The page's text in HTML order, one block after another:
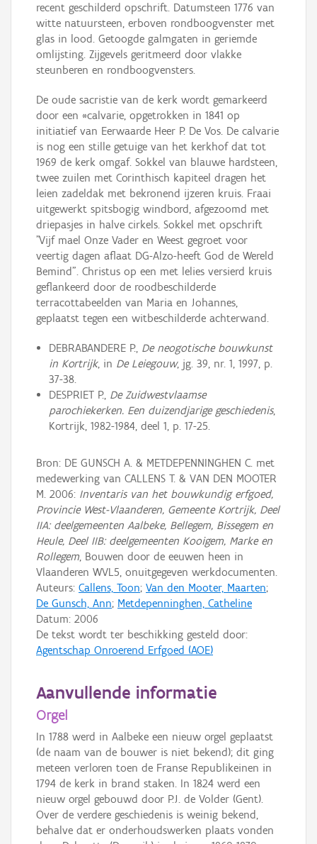
recent geschilderd opschrift. Datumsteen 1776 van
witte natuursteen, erboven rondboogvenster met
glas in lood. Getoogde galmgaten in geriemde
omlijsting. Zijgevels geritmeerd door vlakke
steunberen en rondboogvensters.
De oude sacristie van de kerk wordt gemarkeerd
door een *calvarie, opgetrokken in 1841 op
initiatief van Eerwaarde Heer P. De Vos. De calvarie
is nog een stille getuige van het kerkhof dat tot
1969 de kerk omgaf. Sokkel van blauwe hardsteen,
twee zuilen met Corinthisch kapiteel dragen het
leien zadeldak met bekronend ijzeren kruis. Fraai
uitgewerkt spitsbogig windbord, afgezoomd met
driepasjes in halve cirkels. Sokkel met opschrift
"Vijf mael Onze Vader en Weest gegroet voor
veertig dagen aflaat DG-Alzo-heeft God de Wereld
Bemind". Christus op een met lelies versierd kruis
geflankeerd door de roodbeschilderde
terracottabeelden van Maria en Johannes,
geplaatst tegen een witbeschilderde achterwand.
DEBRABANDERE P., De neogotische bouwkunst
in Kortrijk, in De Leiegouw, jg. 39, nr. 1, 1997, p.
37-38.
DESPRIET P., De Zuidwestvlaamse
parochiekerken. Een duizendjarige geschiedenis,
Kortrijk, 1982-1984, deel 1, p. 17-25.
Bron: DE GUNSCH A. & METDEPENNINGHEN C. met
medewerking van CALLENS T. & VAN DEN MOOTER
M. 2006: Inventaris van het bouwkundig erfgoed,
Provincie West-Vlaanderen, Gemeente Kortrijk, Deel
IIA: deelgemeenten Aalbeke, Bellegem, Bissegem en
Heule, Deel IIB: deelgemeenten Kooigem, Marke en
Rollegem, Bouwen door de eeuwen heen in
Vlaanderen WVL5, onuitgegeven werkdocumenten.
Auteurs: Callens, Toon; Van den Mooter, Maarten;
De Gunsch, Ann; Metdepenninghen, Catheline
Datum: 2006
De tekst wordt ter beschikking gesteld door:
Agentschap Onroerend Erfgoed (AOE)
Aanvullende informatie
Orgel
In 1788 werd in Aalbeke een nieuw orgel geplaatst
(de naam van de bouwer is niet bekend); dit ging
meteen verloren toen de Franse Republikeinen in
1794 de kerk in brand staken. In 1824 werd een
nieuw orgel gebouwd door P.J. de Volder (Gent).
Over de verdere geschiedenis is weinig bekend,
behalve dat er onderhoudswerken plaats vonden